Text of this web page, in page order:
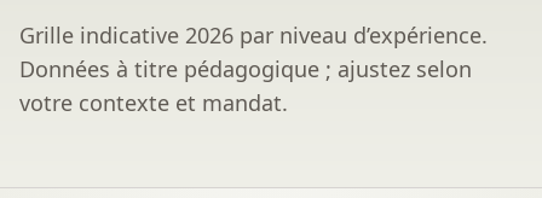
Grille indicative 2026 par niveau d’expérience.
Données à titre pédagogique ; ajustez selon
votre contexte et mandat.